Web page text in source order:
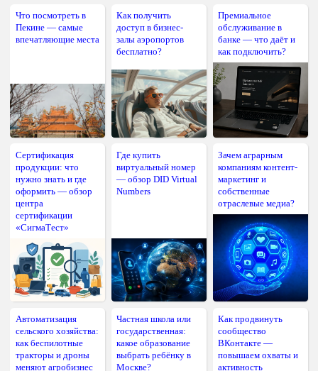
Что посмотреть в
Пекине — самые
впечатляющие места
Как получить
доступ в бизнес-
залы аэропортов
бесплатно?
Премиальное
обслуживание в
банке — что даёт и
как подключить?
Сертификация
продукции: что
нужно знать и где
оформить — обзор
центра
сертификации
«СигмаТест»
Где купить
виртуальный номер
— обзор DID Virtual
Numbers
Зачем аграрным
компаниям контент-
маркетинг и
собственные
отраслевые медиа?
Автоматизация
сельского хозяйства:
как беспилотные
тракторы и дроны
меняют агробизнес
Частная школа или
государственная:
какое образование
выбрать ребёнку в
Москве?
Как продвинуть
сообщество
ВКонтакте —
повышаем охваты и
активность